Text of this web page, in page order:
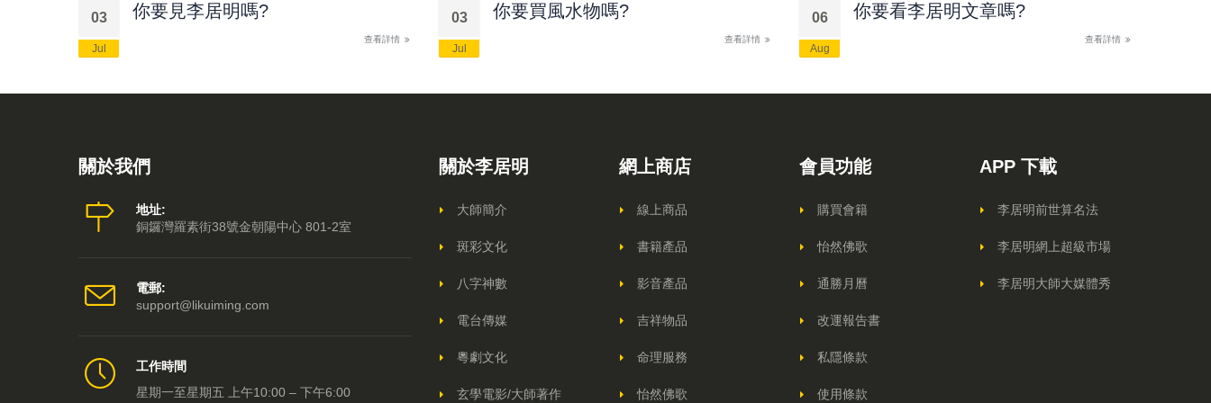
03
Jul
你要見李居明嗎?
查看詳情
03
Jul
你要買風水物嗎?
查看詳情
06
Aug
你要看李居明文章嗎?
查看詳情
關於我們
地址:
銅鑼灣羅素街38號金朝陽中心 801-2室
電郵:
support@likuiming.com
工作時間
星期一至星期五 上午10:00 – 下午6:00
關於李居明
大師簡介
斑彩文化
八字神數
電台傳媒
粵劇文化
玄學電影/大師著作
網上商店
線上商品
書籍產品
影音產品
吉祥物品
命理服務
怡然佛歌
會員功能
購買會籍
怡然佛歌
通勝月曆
改運報告書
私隱條款
使用條款
APP 下載
李居明前世算名法
李居明網上超級市場
李居明大師大媒體秀